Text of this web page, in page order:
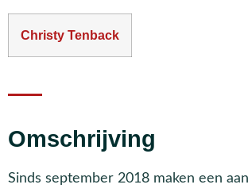
Christy Tenback
Omschrijving
Sinds september 2018 maken een